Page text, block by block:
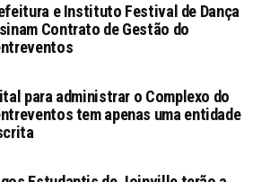
e Instituto Festival de Dança
Contrato de Gestão do
para administrar o Complexo do
tem apenas uma entidade